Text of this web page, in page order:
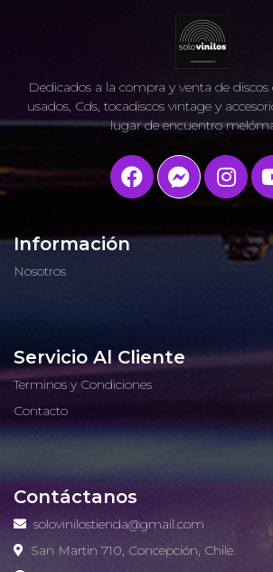
Dedicados a la compra y venta de discos
usados, Cds, tocadiscos vintage y
lugar de encuentro
Información
Nosotros
Servicio Al Cliente
Terminos y Condiciones
Contacto
Contáctanos
solovinilostienda@gmail.com
San Martin 710, Concepción, Chile.